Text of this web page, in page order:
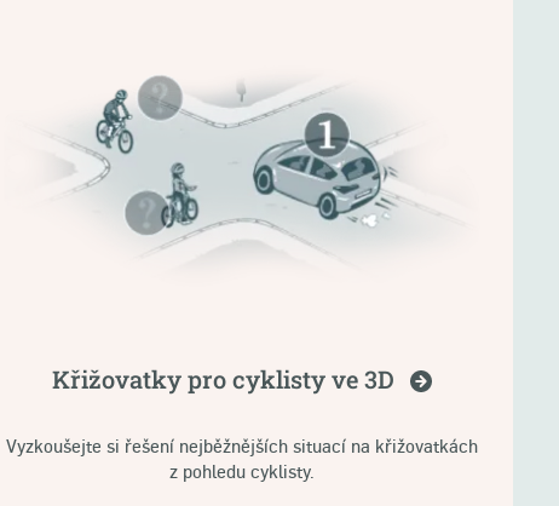
Křižovatky pro cyklisty ve3D
Vyzkoušejte si řešení nejběžnějších situací na křižovatkách
z pohledu cyklisty.